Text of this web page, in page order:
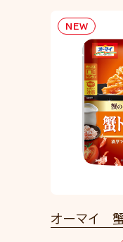
NEW
オーマイ 蟹